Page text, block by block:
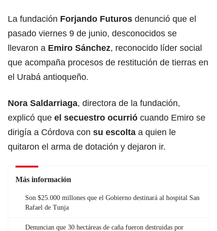
La fundación Forjando Futuros denunció que el
pasado viernes 9 de junio, desconocidos se
llevaron a Emiro Sánchez, reconocido líder social
que acompaña procesos de restitución de tierras en
el Urabá antioqueño.
Nora Saldarriaga, directora de la fundación,
explicó que el secuestro ocurrió cuando Emiro se
dirigía a Córdova con su escolta a quien le
quitaron el arma de dotación y dejaron ir.
Más información
Son $25.000 millones que el Gobierno destinará al hospital San
Rafael de Tunja
Denuncian que 30 hectáreas de caña fueron destruidas por